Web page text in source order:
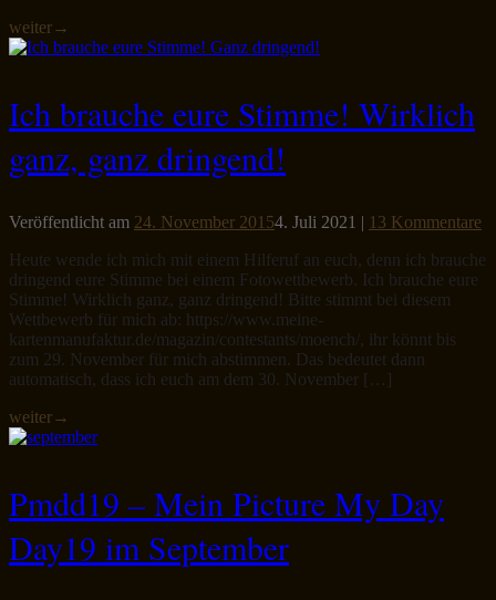
weiter→
Ich brauche eure Stimme! Wirklich
ganz, ganz dringend!
Veröffentlicht am 24. November 20154. Juli 2021 | 13 Kommentare
Heute wende ich mich mit einem Hilferuf an euch, denn ich brauche
dringend eure Stimme bei einem Fotowettbewerb. Ich brauche eure
Stimme! Wirklich ganz, ganz dringend! Bitte stimmt bei diesem
Wettbewerb für mich ab: https://www.meine-
kartenmanufaktur.de/magazin/contestants/moench/, ihr könnt bis
zum 29. November für mich abstimmen. Das bedeutet dann
automatisch, dass ich euch am dem 30. November […]
weiter→
Pmdd19 – Mein Picture My Day
Day19 im September